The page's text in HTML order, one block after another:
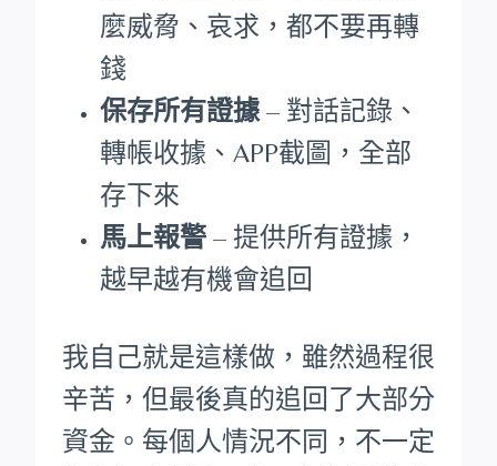
麼威脅、哀求，都不要再轉
錢
保存所有證據 – 對話記錄、
轉帳收據、APP截圖，全部
存下來
馬上報警 – 提供所有證據，
越早越有機會追回
我自己就是這樣做，雖然過程很
辛苦，但最後真的追回了大部分
資金。每個人情況不同，不一定